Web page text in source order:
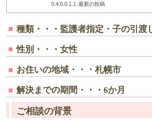
最新の投稿
種類・・・監護者指定・子の引渡
性別・・・女性
お住いの地域・・・札幌市
解決までの期間・・・6か月
ご相談の背景